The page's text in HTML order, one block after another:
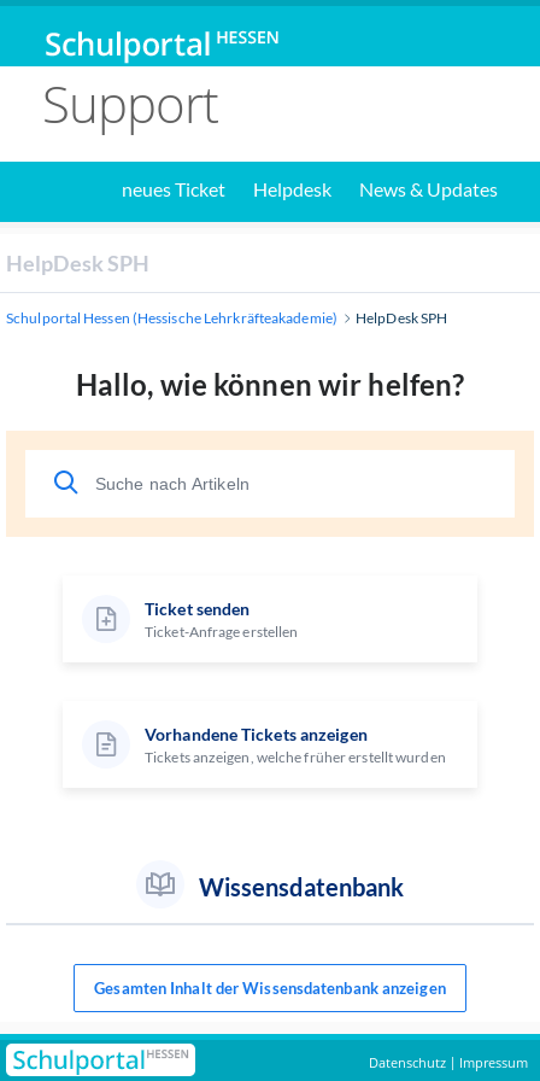
Support
neues Ticket Helpdesk News & Updates
HelpDesk SPH
Schulportal Hessen (Hessische Lehrkräfteakademie) HelpDesk SPH
Hallo, wie können wir helfen?
Ticket senden
Ticket-Anfrage erstellen
Vorhandene Tickets anzeigen
Tickets anzeigen, welche früher erstellt wurden
Wissensdatenbank
Gesamten Inhalt der Wissensdatenbank anzeigen
Datenschutz | Impressum